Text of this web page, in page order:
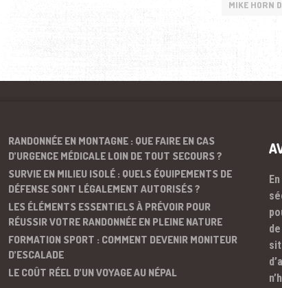
MIKE HORN
RANDONNÉE EN MONTAGNE : QUE FAIRE EN CAS
D’URGENCE MÉDICALE LOIN DE TOUT SECOURS ?
SURVIE EN MILIEU ISOLÉ : QUELS ÉQUIPEMENTS DE
DÉFENSE SONT LÉGALEMENT AUTORISÉS ?
LES ÉLÉMENTS ESSENTIELS À PRÉVOIR POUR
RÉUSSIR VOTRE RANDONNÉE EN PLEINE NATURE
FORMATION SPORT : COMMENT DEVENIR MONITEUR
D’ESCALADE
LE COÛT RÉEL D’UN VOYAGE AU NÉPAL